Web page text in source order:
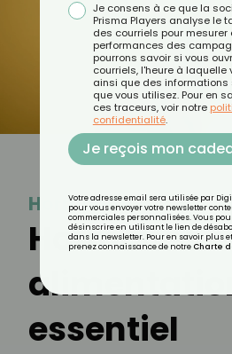
Hormone
Hormones
essentiel
Je consens à ce que la
Prisma Players analyse le
des courriels pour mesurer
performances des
pourrons savoir si vous
courriels, l'heure à laquelle
ainsi que des informations
que vous utilisez. Pour en
ces traceurs, voir notre
confidentialité.
Je reçois mon
Votre adresse email sera utilisée par
pour vous envoyer votre newsletter
commerciales personnalisées. Vous
désinscrire en utilisant le lien de
dans la newsletter. Pour en savoir plus
prenez connaissance de notre Charte